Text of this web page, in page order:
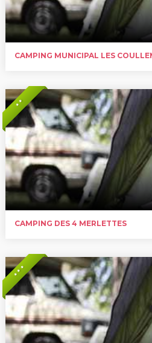
CAMPING MUNICIPAL LES
* *
CAMPING DES 4 MERLETTES
* * *